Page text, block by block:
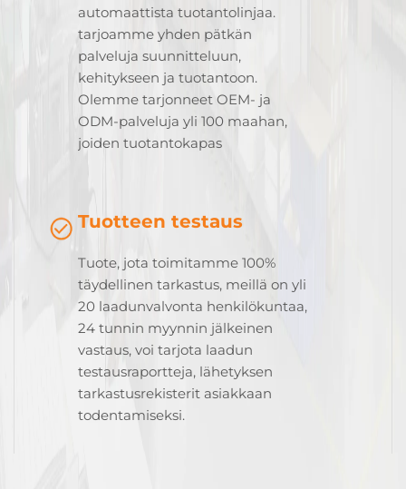
automaattista tuotantolinjaa.
tarjoamme yhden pätkän
palveluja suunnitteluun,
kehitykseen ja tuotantoon.
Olemme tarjonneet OEM- ja
ODM-palveluja yli 100 maahan,
joiden tuotantokapas
Tuotteen testaus
Tuote, jota toimitamme 100%
täydellinen tarkastus, meillä on yli
20 laadunvalvonta henkilökuntaa,
24 tunnin myynnin jälkeinen
vastaus, voi tarjota laadun
testausraportteja, lähetyksen
tarkastusrekisterit asiakkaan
todentamiseksi.